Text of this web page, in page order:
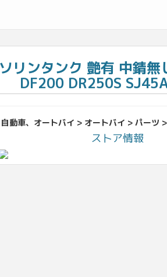
リンタンク 艶有 中錆
DF200 DR250S
自動車、オートバイ > オートバイ > パーツ
ストア情報